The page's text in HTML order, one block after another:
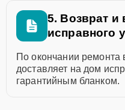
5. Возврат и
исправного
По окончании ремонта
доставляет на дом
гарантийным бланком.